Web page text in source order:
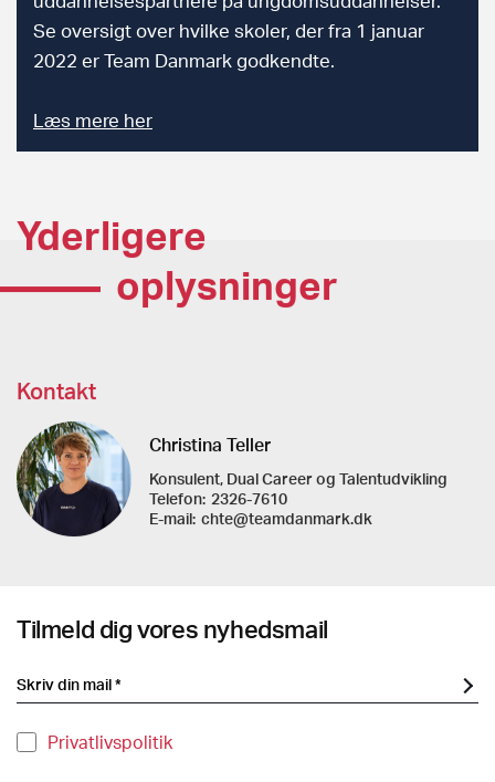
Se oversigt over hvilke skoler, der fra 1 januar
2022 er Team Danmark godkendte.
Læs mere her
Yderligere
oplysninger
Kontakt
Christina Teller
Konsulent, Dual Career og Talentudvikling
Telefon: 2326-7610
E-mail: chte@teamdanmark.dk
Tilmeld dig vores nyhedsmail
Privatlivspolitik